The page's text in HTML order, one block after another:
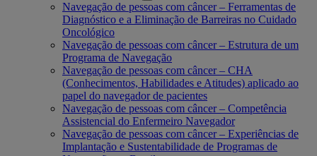
Navegação de pessoas com câncer – Ferramentas de
Diagnóstico e a Eliminação de Barreiras no Cuidado
Oncológico
Navegação de pessoas com câncer – Estrutura de um
Programa de Navegação
Navegação de pessoas com câncer – CHA
(Conhecimentos, Habilidades e Atitudes) aplicado ao
papel do navegador de pacientes
Navegação de pessoas com câncer – Competência
Assistencial do Enfermeiro Navegador
Navegação de pessoas com câncer – Experiências de
Implantação e Sustentabilidade de Programas de